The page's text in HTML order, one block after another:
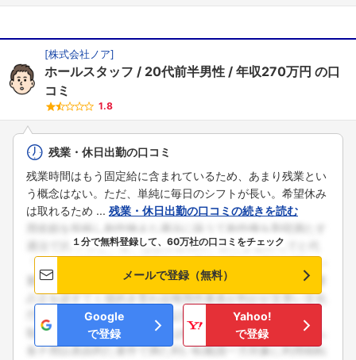
[株式会社ノア]
ホールスタッフ 20代前半男性 年収270万円 の口
コミ
1.8
残業・休日出勤の口コミ
残業時間はもう固定給に含まれているため、あまり残業とい
う概念はない。ただ、単純に毎日のシフトが長い。希望休み
は取れるため ... 残業・休日出勤の口コミの続きを読む
１分で無料登録して、60万社の口コミをチェック
メールで登録（無料）
Google
で登録
Yahoo!
で登録